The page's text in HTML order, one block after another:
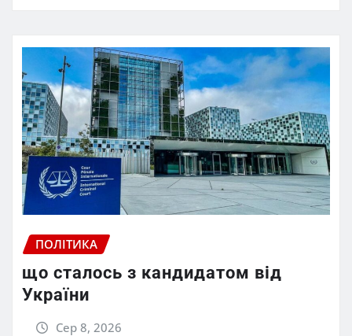
ПОЛІТИКА
що сталось з кандидатом від
України
Сер 8, 2026